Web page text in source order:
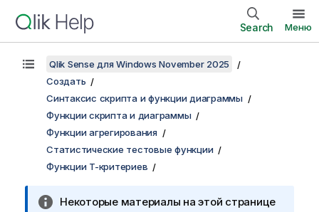
Search Меню
Qlik Sense для Windows November 2025
Создать
Синтаксис скрипта и функции диаграммы
Функции скрипта и диаграммы
Функции агрегирования
Статистические тестовые функции
Функции T-критериев
Некоторые материалы на этой странице